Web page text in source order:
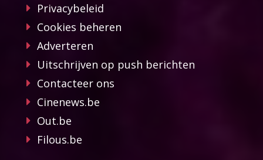
Privacybeleid
Cookies beheren
Adverteren
Uitschrijven op push berichten
Contacteer ons
Cinenews.be
Out.be
Filous.be